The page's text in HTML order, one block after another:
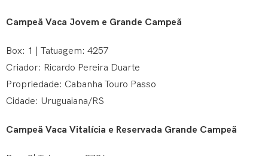
Campeã Vaca Jovem e Grande Campeã
Box: 1 | Tatuagem: 4257
Criador: Ricardo Pereira Duarte
Propriedade: Cabanha Touro Passo
Cidade: Uruguaiana/RS
Campeã Vaca Vitalícia e Reservada Grande Campeã